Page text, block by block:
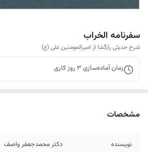
سفرنامه الخراب
شرح حدیثی رازگشا از امیرالمومنین علی (ع)
زمان آماده‌سازی 3 روز کاری
مشخصات
نویسنده دکتر محمدجعفر واصف